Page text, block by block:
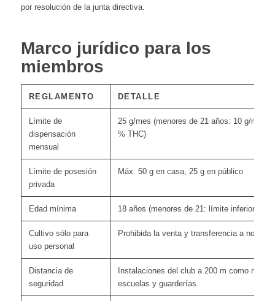
por resolución de la junta directiva.
Marco jurídico para los
miembros
REGLAMENTO DETALLE
Límite de
dispensación
mensual
25 g/mes (menores de 21 años: 10 g/mes,
% THC)
Límite de posesión
privada
Máx. 50 g en casa, 25 g en público
Edad mínima 18 años (menores de 21: límite inferior de
Cultivo sólo para
uso personal
Prohibida la venta y transferencia a no
Distancia de
seguridad
Instalaciones del club a 200 m como
escuelas y guarderías